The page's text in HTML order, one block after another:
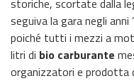
seguiva la gara negli anni
poiché tutti i mezzi a
litri di bio carburante
organizzatori e prodotta